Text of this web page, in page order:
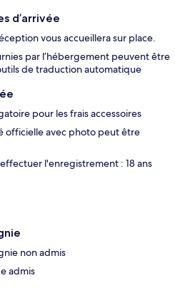
d’arrivée
vous accueillera sur place.
par l’hébergement peuvent être
de traduction automatique
pour les frais accessoires
officielle avec photo peut être
l'enregistrement : 18 ans
non admis
admis